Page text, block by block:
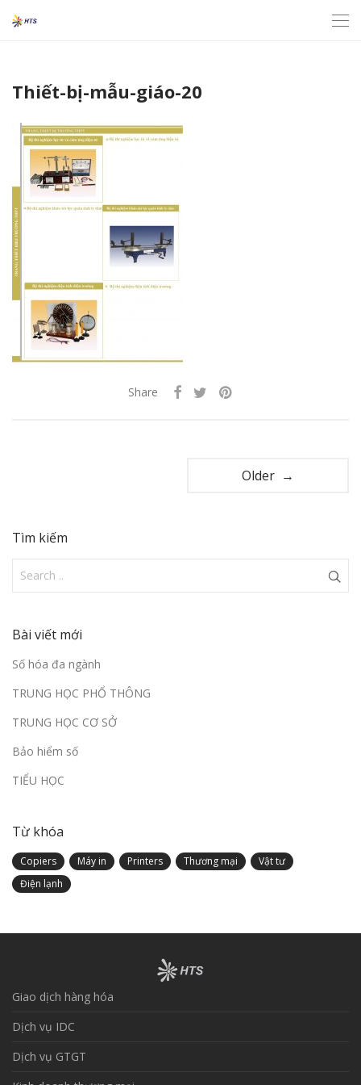
Thiết-bị-mẫu-giáo-20
Share
Older →
Tìm kiếm
Bài viết mới
Số hóa đa ngành
TRUNG HỌC PHỔ THÔNG
TRUNG HỌC CƠ SỞ
Bảo hiểm số
TIỂU HỌC
Từ khóa
Copiers Máy in Printers Thương mại
Vật tư
Điện lạnh
Giao dịch hàng hóa
Dịch vụ IDC
Dịch vụ GTGT